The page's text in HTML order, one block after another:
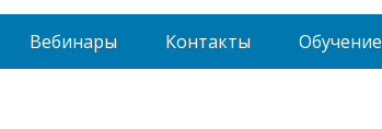
Вебинары Контакты Обучение